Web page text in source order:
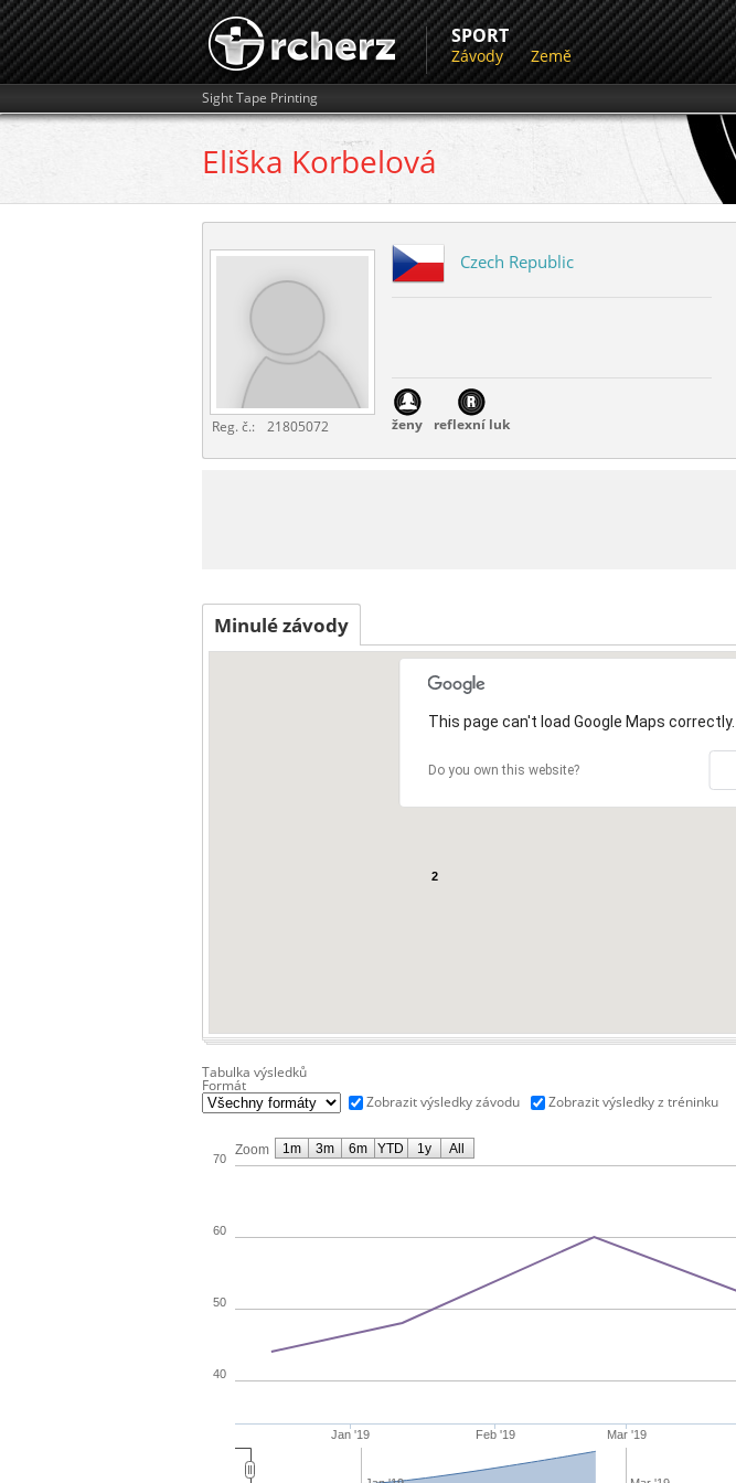
SPORT
Závody Země
Sight Tape Printing
Eliška Korbelová
Reg. č.: 21805072
Czech Republic
ženy reflexní luk
Minulé závody
2
This page can't load Google Maps correctly.
Do you own this website?
Tabulka výsledků
Formát
Zobrazit výsledky závodu
Zobrazit výsledky z tréninku
Zoom
Jan '19 Feb '19 Mar '19
40
50
60
70
1m 3m 6m YTD 1y All